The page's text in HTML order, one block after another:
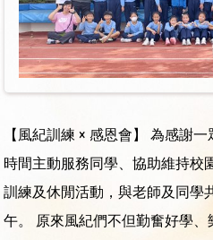
【風紀訓練 × 感恩會】 為感謝
時間主動服務同學、協助維持校
訓練及休閒活動，與老師及同學
午。 原來風紀們不但勤奮好學